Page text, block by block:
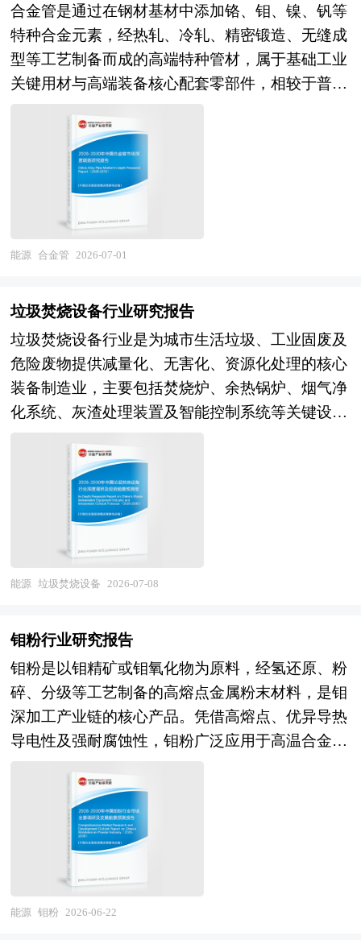
版、专业定制版。行业通用版是中研普华根据行业
一般水平测算好了行业指标数据，作为行业通用的
模板计划书，企业可以自行补充单位信息，稍做调
整就可以作为项目计划书使用。我们也可以根据企
业具体项目要求专项编写专业定制版，并根据详细
要求合理报价，为企业项目立项、上马、融资提供
全程指引服务。 本计划书主要有以下几大用途：
审批国家资金——国家规范格式、关注产业发展、
侧重社会影响； 吸引外商投资——国际规范格
式、遵从外资政策、确保外商利益； 吸引风险投
资——金融业规范格式、规避项目风险、保障收益
实施方案、谨慎的市场评估； 项目评比——专家
完全版格式、严密的实施计划、精确的收益评估。
商业计划书（Business Plan）是公司、企业或项目
单位为了达到招商融资和其它发展目标之目的，在
经过前期对项目科学地调研、分析、搜集与整理有
求而编辑整理的一个向投资商及其他相关人员全面
展示公司和项目目前状况、未来发展潜力的书面材
料。商业计划书是包括项目筹融资、战略规划等经
营活动的蓝图与指南，也是企业的行动纲领和执行
方案。 商业计划书是一份全方位描述企业发展的
文件，是企业经营者素质的体现，是企业拥有良好
投资者、特别是风险投资家参与创业者的投资项
目，这时一份高品质且内容丰富的商业计划书，将
会使投资者更快、更好地了解投资项目，将会使投
资者对项目有信心，有热情，动员促成投资者参与
该项目，最终达到为项目筹集资金的作用。 商业
收到很多商业计划书，商业计划书的质量和专业性
就成为了企业需求投资的关键点。企业家在争取获
得风险投资之初，首先应该将商业计划书的制作列
为头等大事。一份完备的商业计划书，不仅是企业
能否成功融资的关键因素，同时也是企业发展的核
心管理工具。作为中国最早的投融资策划专业公司
合金管是通过在钢材基材中添加铬、钼、镍、钒等
特种合金元素，经热轧、冷轧、精密锻造、无缝成
型等工艺制备而成的高端特种管材，属于基础工业
关键用材与高端装备核心配套零部件，相较于普通
蚀、抗疲劳、韧性稳定等优越理化性能，可适配高
温、高压、强腐蚀等极端复杂工况，是能源装备、
石化工业、高端制造、电力基建、航空航天、轨道
交通等重工业及高端产业不可或缺的基础材料，广
泛应用于油气开采输送、炼化装置管道、电站锅炉
换热系统、新能源装备、精密机械制造、海洋工程
端产业迭代升级，在国家工业基建、能源安全、高
端装备国产化进程中具备极强的产业基础性与战略
保障性。 伴随我国新型工业化进程持续推进、传
统工业转型升级提速、新能源与高端装备产业快速
崛起，下游高端工业场景对管材产品的精度、性
能、稳定性、安全性标准持续提升，普通通用管材
已无法适配高端工况需求，推动合金管行业逐步摆
脱传统重工配套的单一属性，从规模化、通用化生
产阶段迈向精细化、高端化、定制化的高质量发展
阶段，行业供需结构、产品迭代方向、技术研发逻
辑与市场竞争格局均发生深层次变革，高端专用合
金管逐步成为市场核心发展主体。 本研究咨询报
告由中研普华咨询公司领衔撰写，在大量周密的市
部、国家发改委、国家经济信息中心、国务院发展
研究中心、国家海关总署、全国商业信息中心、中
国经济景气监测中心、中国行业研究网以及国内外
多种相关报刊杂志媒体提供的最新研究资料。本报
告对国内外合金管行业的发展状况进行了深入透彻
势作了详尽研究，重点分析了国内外重点企业、行
业发展趋势以及行业投资情况，报告还对合金管下
游行业的发展进行了探讨，是合金管及相关企业、
投资部门、研究机构准确了解目前中国市场发展动
态，把握合金管行业发展方向，为企业经营决策提
供重要参考的依据。
能源 合金管 2026-07-01
垃圾焚烧设备行业研究报告
垃圾焚烧设备行业是为城市生活垃圾、工业固废及
危险废物提供减量化、无害化、资源化处理的核心
装备制造业，主要包括焚烧炉、余热锅炉、烟气净
化系统、灰渣处理装置及智能控制系统等关键设备
装备工业的重要分支。作为践行“无废城市”建设、
推动碳达峰碳中和目标落地的关键领域，垃圾焚烧
设备兼具环保属性强、能源回收显著、政策驱动明
确、技术集成度高的特征，是“十五五”时期我国生
态环保产业高质量发展的重点赛道。 当前中国垃
圾焚烧设备行业处于存量提标改造、增量结构优
段。政策层面，固废污染治理、超低排放管控及碳
质量效益转型。产业层面，已形成覆盖研发制造、
工程集成、运维服务的完整产业链，核心设备国产
化率大幅提升，本土企业主导地位确立。但行业仍
面临高端核心材料与控制系统短板、区域供需不均
衡、同质化竞争加剧、低碳技术应用不足等挑战，
整体呈现“大而不强、广而不精”的发展特征。未
来，中国垃圾焚烧设备行业将呈现装备大型化高参
数、运行智能化低碳化、产品定制化多元化、产业
集群化融合化的核心趋势。技术层面，高效焚烧、
超低排放、智能控制、碳捕集等技术加速迭代，推
动设备向高效节能、绿色低碳、安全智能升级。市
能源 垃圾焚烧设备 2026-07-08
钼粉行业研究报告
钼粉是以钼精矿或钼氧化物为原料，经氢还原、粉
碎、分级等工艺制备的高熔点金属粉末材料，是钼
深加工产业链的核心产品。凭借高熔点、优异导热
导电性及强耐腐蚀性，钼粉广泛应用于高温合金、
结构件及硬质合金等关键领域，是支撑国家高端制
造、新能源产业与国防军工发展的战略性基础材
料，已被纳入国家战略性矿产目录与十五五规划重
点发展领域。 当前中国钼粉行业呈现资源禀赋突
出、产能规模全球领先、结构分化明显、高端突破
加速的发展现状。中国是全球钼资源与钼粉生产大
能源 钼粉 2026-06-22